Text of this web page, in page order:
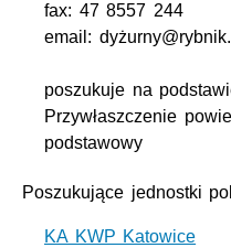
fax: 47 8557 244
email:
poszukuje na
Przywłaszczenie
podstawowy
Poszukujące jednostki
KA KWP Katowice